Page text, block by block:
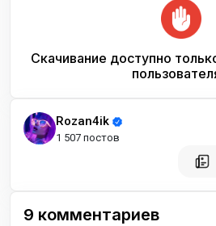
Скачивание доступно
Rozan4ik
1 507 постов
9 комментариев